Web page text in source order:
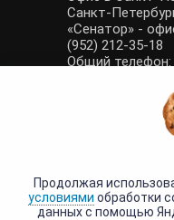
Санкт-
«Сенатор» -
(952) 212-35-18
Общий телефон:
E-mail:
вопросы),
Номер в
туристических
Политика
Продолжая
условиями обработки
данных с помощью